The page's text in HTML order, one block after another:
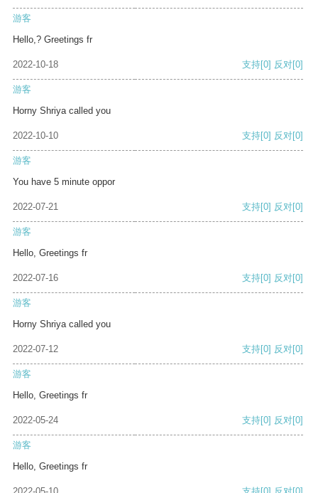
游客
Hello,? Greetings fr
2022-10-18 支持[0] 反对[0]
游客
Horny Shriya called you
2022-10-10 支持[0] 反对[0]
游客
You have 5 minute oppor
2022-07-21 支持[0] 反对[0]
游客
Hello, Greetings fr
2022-07-16 支持[0] 反对[0]
游客
Horny Shriya called you
2022-07-12 支持[0] 反对[0]
游客
Hello, Greetings fr
2022-05-24 支持[0] 反对[0]
游客
Hello, Greetings fr